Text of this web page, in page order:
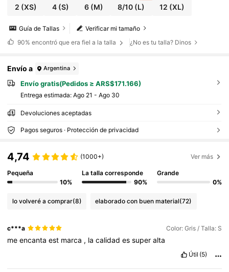
2 (XS) 4(S) 6(M) 8/10 (L) 12 (XL)
Verificar mi tamaño
Guía de Tallas
90% encontró que era fiel a la talla ¿No es tu talla? Dinos
Envío a Argentina
Envío gratis(Pedidos ≥ ARS$171.166)
Entrega estimada: Ago 21 - Ago 30
Devoluciones aceptadas
Pagos seguros · Protección de privacidad
4,74 (1000+) Ver más
Pequeña
10%
La talla corresponde
90%
Grande
0%
lo volveré a comprar(8) elaborado con buen material(72)
c***a Color: Gris / Talla: S
meencantaest marca , lacalidadessuperalta
Útil (5)